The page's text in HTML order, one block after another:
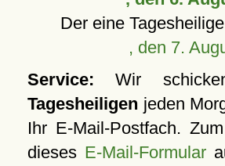
Der eine
, den 7.
Service: Wir
Tagesheiligen jeden
Ihr E-Mail-Postfach.
dieses E-Mail-Formular